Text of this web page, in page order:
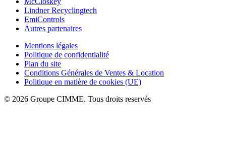
Lindner Recyclingtech
EmiControls
Autres partenaires
Mentions légales
Politique de confidentialité
Plan du site
Conditions Générales de Ventes & Location
Politique en matière de cookies (UE)
© 2026 Groupe CIMME. Tous droits reservés